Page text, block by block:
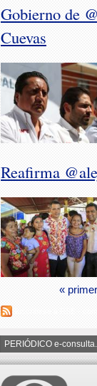
Gobierno de
Cuevas
Reafirma
«
PERIÓDICO e-